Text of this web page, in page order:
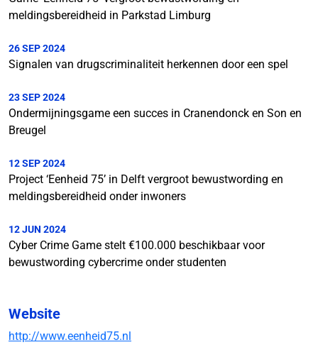
meldingsbereidheid in Parkstad Limburg
26 SEP 2024
Signalen van drugscriminaliteit herkennen door een spel
23 SEP 2024
Ondermijningsgame een succes in Cranendonck en Son en
Breugel
12 SEP 2024
Project ‘Eenheid 75’ in Delft vergroot bewustwording en
meldingsbereidheid onder inwoners
12 JUN 2024
Cyber Crime Game stelt €100.000 beschikbaar voor
bewustwording cybercrime onder studenten
Website
http://www.eenheid75.nl